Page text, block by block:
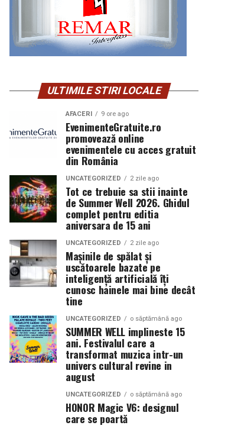
ULTIMILE STIRI LOCALE
AFACERI 9 ore ago
EvenimenteGratuite.ro
promovează online
evenimentele cu acces gratuit
din România
UNCATEGORIZED 2 zile ago
Tot ce trebuie sa stii inainte
de Summer Well 2026. Ghidul
complet pentru editia
aniversara de 15 ani
UNCATEGORIZED 2 zile ago
Mașinile de spălat și
uscătoarele bazate pe
inteligență artificială îți
cunosc hainele mai bine decât
tine
UNCATEGORIZED o săptămână ago
SUMMER WELL implineste 15
ani. Festivalul care a
transformat muzica intr-un
univers cultural revine in
august
UNCATEGORIZED o săptămână ago
HONOR Magic V6: designul
care se poartă